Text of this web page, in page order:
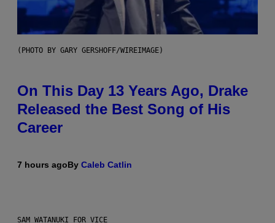
(PHOTO BY GARY GERSHOFF/WIREIMAGE)
On This Day 13 Years Ago, Drake
Released the Best Song of His
Career
7 hours agoBy Caleb Catlin
SAM WATANUKI FOR VICE